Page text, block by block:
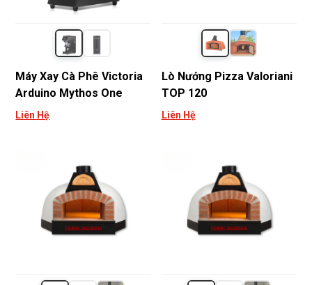
Máy Xay Cà Phê Victoria
Arduino Mythos One
Liên Hệ
Lò Nướng Pizza Valoriani
TOP 120
Liên Hệ